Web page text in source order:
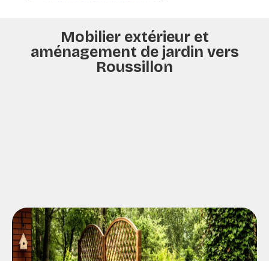
Mobilier extérieur et
aménagement de jardin vers
Roussillon